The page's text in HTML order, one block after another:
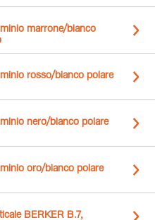
marrone/bianco
rosso/bianco polare
nero/bianco polare
oro/bianco polare
BERKER B.7,